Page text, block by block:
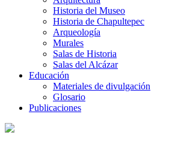
Historia del Museo
Historia de Chapultepec
Arqueología
Murales
Salas de Historia
Salas del Alcázar
Educación
Materiales de divulgación
Glosario
Publicaciones